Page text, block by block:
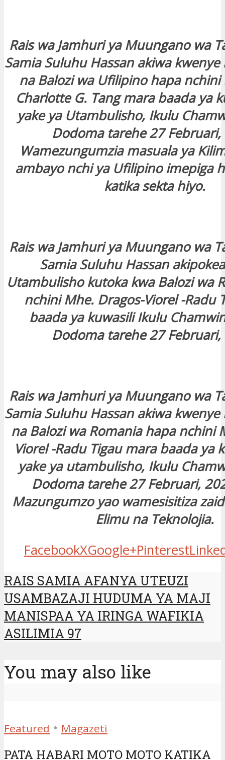
Rais wa Jamhuri ya Muungano wa
Samia Suluhu Hassan akiwa
na Balozi wa Ufilipino hapa nchini
Charlotte G. Tang mara baada ya
yake ya Utambulisho, Ikulu
Dodoma tarehe 27 Februari,
Wamezungumzia masuala ya
ambayo nchi ya Ufilipino imepiga
katika sekta hiyo.
Rais wa Jamhuri ya Muungano wa
Samia Suluhu Hassan
Utambulisho kutoka kwa Balozi wa
nchini Mhe. Dragos-Viorel -Radu
baada ya kuwasili Ikulu
Dodoma tarehe 27 Februari,
Rais wa Jamhuri ya Muungano wa
Samia Suluhu Hassan akiwa
na Balozi wa Romania hapa nchini
Viorel -Radu Tigau mara baada ya
yake ya utambulisho, Ikulu
Dodoma tarehe 27 Februari,
Mazungumzo yao wamesisitiza
Elimu na Teknolojia.
FacebookXGoogle+Pinterest
RAIS SAMIA AFANYA UTEUZI
USAMBAZAJI HUDUMA YA MAJI
MANISPAA YA IRINGA WAFIKIA
ASILIMIA 97
You may also like
Featured • Magazeti
PATA HABARI MOTO MOTO KATIKA